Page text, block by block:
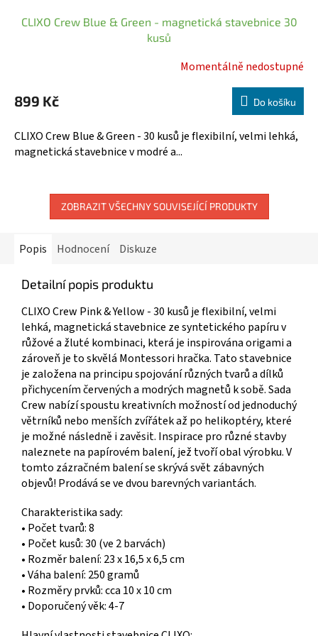
CLIXO Crew Blue & Green - magnetická stavebnice 30
kusů
Momentálně nedostupné
899 Kč Do košíku
CLIXO Crew Blue & Green - 30 kusů je flexibilní, velmi lehká,
magnetická stavebnice v modré a...
ZOBRAZIT VŠECHNY SOUVISEJÍCÍ PRODUKTY
Popis Hodnocení Diskuze
Detailní popis produktu
CLIXO Crew Pink & Yellow - 30 kusů je flexibilní, velmi
lehká, magnetická stavebnice ze syntetického papíru v
růžové a žluté kombinaci, která je inspirována origami a
zároveň je to skvělá Montessori hračka. Tato stavebnice
je založena na principu spojování různých tvarů a dílků
přichycením červených a modrých magnetů k sobě. Sada
Crew nabízí spoustu kreativních možností od jednoduchý
větrníků nebo menších zvířátek až po helikoptéry, které
je možné následně i zavěsit. Inspirace pro různé stavby
naleznete na papírovém balení, jež tvoří obal výrobku. V
tomto zázračném balení se skrývá svět zábavných
objevů! Prodává se ve dvou barevných variantách.
Charakteristika sady:
• Počet tvarů: 8
• Počet kusů: 30 (ve 2 barvách)
• Rozměr balení: 23 x 16,5 x 6,5 cm
• Váha balení: 250 gramů
• Rozměry prvků: cca 10 x 10 cm
• Doporučený věk: 4-7